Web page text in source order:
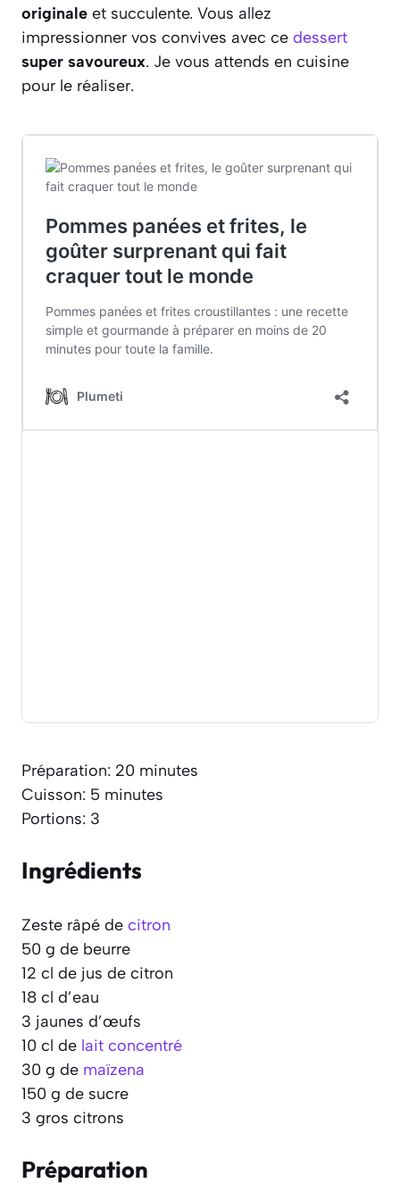
originale et succulente. Vous allez
impressionner vos convives avec ce dessert
super savoureux. Je vous attends en cuisine
pour le réaliser.
Préparation: 20 minutes
Cuisson: 5 minutes
Portions: 3
Ingrédients
Zeste râpé de citron
50 g de beurre
12 cl de jus de citron
18 cl d’eau
3 jaunes d’œufs
10 cl de lait concentré
30 g de maïzena
150 g de sucre
3 gros citrons
Préparation